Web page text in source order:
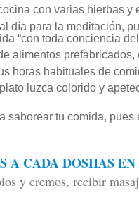
con varias hierbas y
día para la meditación,
“con toda conciencia
alimentos
horas habituales de
luzca colorido y
saborear tu comida, pues
A CADA DOSHAS
y cremos, recibir